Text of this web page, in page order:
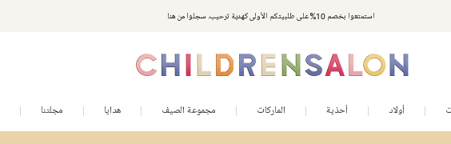
استمتعوا بخصم 10% على طلبيتكم الأولى كهدية ترحيب. سجلوا من هنا
أولاد أحذية الماركات مجموعة الصيف هدايا مجلتنا